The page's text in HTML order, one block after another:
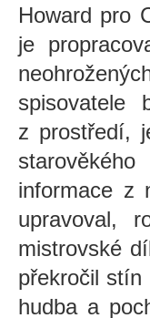
Howard pro
je
spisovatele
z prostředí,
informace z
upravoval,
mistrovské
překročil stín
hudba a